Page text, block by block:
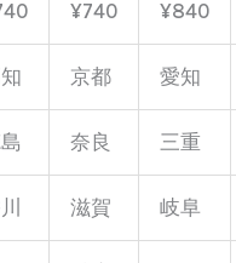
¥740 ¥840
京都 愛知
奈良 三重
滋賀 岐阜